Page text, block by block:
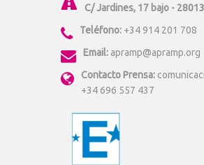
C/ Jardines, 17 bajo -
Teléfono: +34 914 201 708
Email: apramp@apramp.org
Contacto Prensa:
+34 696 557 437